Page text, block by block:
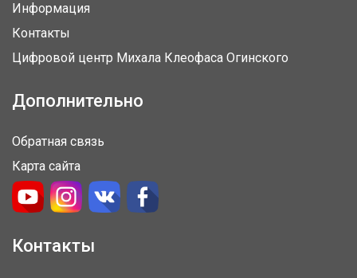
Информация
Контакты
Цифровой центр Михала Клеофаса Огинского
Дополнительно
Обратная связь
Карта сайта
Контакты